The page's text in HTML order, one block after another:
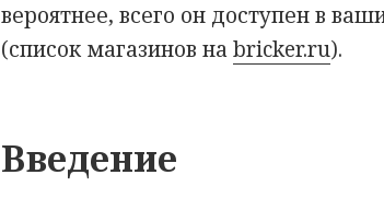
вероятнее, всего он доступен в
(список магазинов наbricker.ru).
Введение